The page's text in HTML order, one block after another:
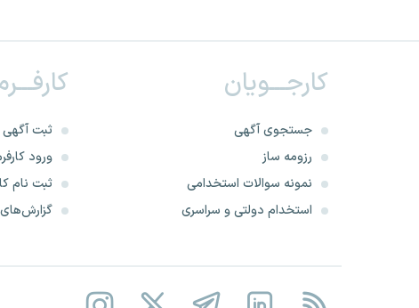
کارجـــویان
جستجوی آگهی
رزومه ساز
نمونه سوالات استخدامی
استخدام دولتی و سراسری
ثبت
ورود
ثبت نام
گزارش‌های